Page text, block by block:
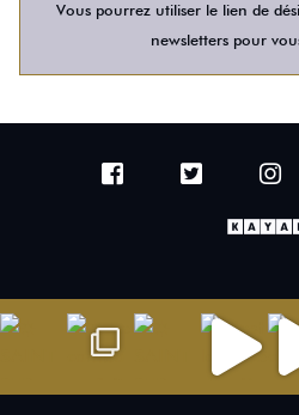
Vous pourrez utiliser le lien de
newsletters pour